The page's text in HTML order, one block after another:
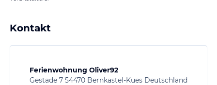
Kontakt
Ferienwohnung Oliver92
Gestade 7 54470 Bernkastel-Kues Deutschland